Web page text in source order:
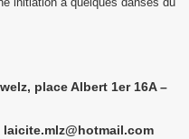
place Albert 1er 16A –
laicite.mlz@hotmail.com